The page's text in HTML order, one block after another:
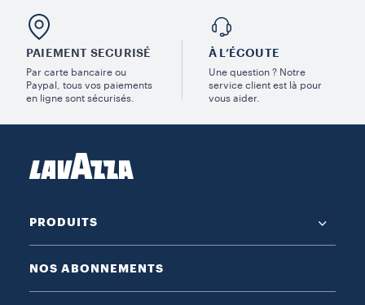
PAIEMENT SECURISÉ
Par carte bancaire ou
Paypal, tous vos paiements
en ligne sont sécurisés.
À L’ÉCOUTE
Une question ? Notre
service client est là pour
vous aider.
PRODUITS
NOS ABONNEMENTS